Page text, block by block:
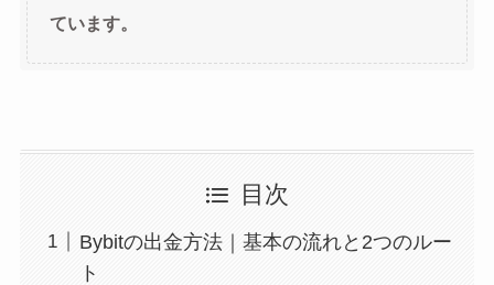
ています。
目次
Bybitの出金方法｜基本の流れと2つのルー
ト